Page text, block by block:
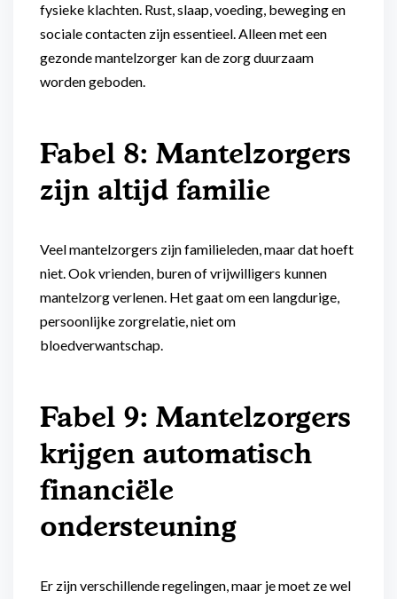
fysieke klachten. Rust, slaap, voeding, beweging en
sociale contacten zijn essentieel. Alleen met een
gezonde mantelzorger kan de zorg duurzaam
worden geboden.
Fabel 8: Mantelzorgers
zijn altijd familie
Veel mantelzorgers zijn familieleden, maar dat hoeft
niet. Ook vrienden, buren of vrijwilligers kunnen
mantelzorg verlenen. Het gaat om een langdurige,
persoonlijke zorgrelatie, niet om
bloedverwantschap.
Fabel 9: Mantelzorgers
krijgen automatisch
financiële
ondersteuning
Er zijn verschillende regelingen, maar je moet ze wel